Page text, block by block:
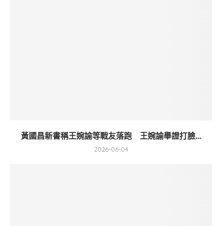
黃國昌新書稱王婉諭等戰友落跑 王婉諭舉證打臉...
2026-06-04